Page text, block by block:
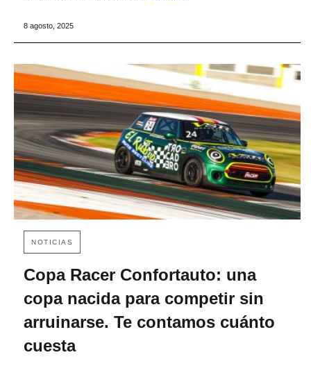
8 agosto, 2025
NOTICIAS
Copa Racer Confortauto: una
copa nacida para competir sin
arruinarse. Te contamos cuánto
cuesta